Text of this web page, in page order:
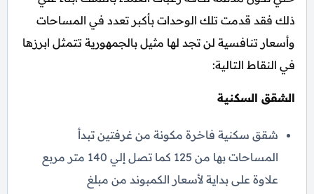
ذلك فقد قدمت تلك الوحدات بأكبر تعدد في المساحات
وأسعار تنافسية لن تجد لها مثيل بالجمهورية تتمثل ابرزها
في النقاط التالية:
الشقق السكنية
شقق سكنية فاخرة مكونة من غرفتين تبدأ
المساحات بها من 125 كما تصل إلي 140 متر مربع
علاوة على بداية لأسعار الكمبوند من مبلغ